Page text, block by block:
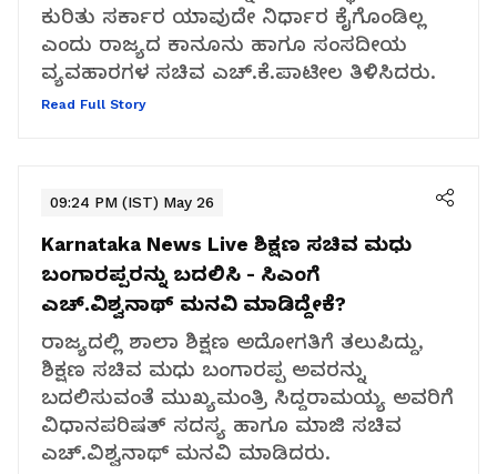
ಕುರಿತು ಸರ್ಕಾರ ಯಾವುದೇ ನಿರ್ಧಾರ ಕೈಗೊಂಡಿಲ್ಲ
ಎಂದು ರಾಜ್ಯದ ಕಾನೂನು ಹಾಗೂ ಸಂಸದೀಯ
ವ್ಯವಹಾರಗಳ ಸಚಿವ ಎಚ್.ಕೆ.ಪಾಟೀಲ ತಿಳಿಸಿದರು.
Read Full Story
09:24 PM (IST) May 26
Karnataka News Live ಶಿಕ್ಷಣ ಸಚಿವ ಮಧು
ಬಂಗಾರಪ್ಪರನ್ನು ಬದಲಿಸಿ - ಸಿಎಂಗೆ
ಎಚ್.ವಿಶ್ವನಾಥ್ ಮನವಿ ಮಾಡಿದ್ದೇಕೆ?
ರಾಜ್ಯದಲ್ಲಿ ಶಾಲಾ ಶಿಕ್ಷಣ ಅದೋಗತಿಗೆ ತಲುಪಿದ್ದು,
ಶಿಕ್ಷಣ ಸಚಿವ ಮಧು ಬಂಗಾರಪ್ಪ ಅವರನ್ನು
ಬದಲಿಸುವಂತೆ ಮುಖ್ಯಮಂತ್ರಿ ಸಿದ್ದರಾಮಯ್ಯ ಅವರಿಗೆ
ವಿಧಾನಪರಿಷತ್ ಸದಸ್ಯ ಹಾಗೂ ಮಾಜಿ ಸಚಿವ
ಎಚ್.ವಿಶ್ವನಾಥ್ ಮನವಿ ಮಾಡಿದರು.